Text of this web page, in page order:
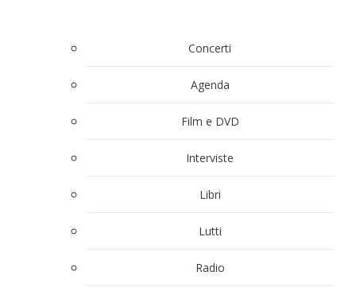
Concerti
Agenda
Film e DVD
Interviste
Libri
Lutti
Radio